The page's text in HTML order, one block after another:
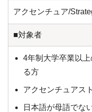
アクセンチュア/
■対象者
4年制大学卒業以
る方
アクセンチュアス
日本語が母語でな